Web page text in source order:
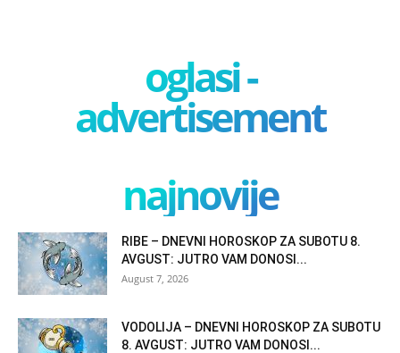
oglasi -
advertisement
najnovije
RIBE – DNEVNI HOROSKOP ZA SUBOTU 8.
AVGUST: JUTRO VAM DONOSI...
August 7, 2026
VODOLIJA – DNEVNI HOROSKOP ZA SUBOTU
8. AVGUST: JUTRO VAM DONOSI...